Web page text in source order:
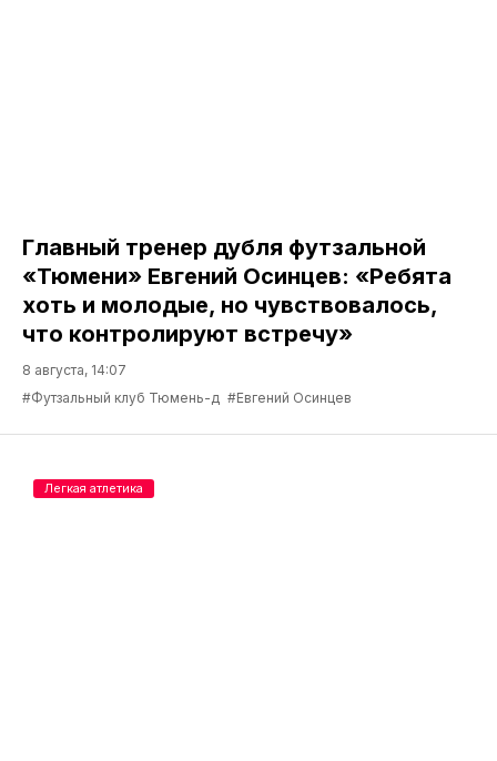
Главный тренер дубля футзальной
«Тюмени» Евгений Осинцев: «Ребята
хоть и молодые, но чувствовалось,
что контролируют встречу»
8 августа, 14:07
#Футзальный клуб Тюмень-д #Евгений Осинцев
Легкая атлетика